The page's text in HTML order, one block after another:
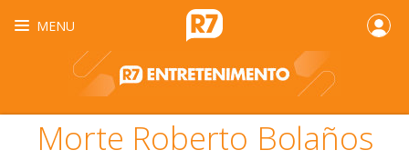
MENU
Morte Roberto Bolaños